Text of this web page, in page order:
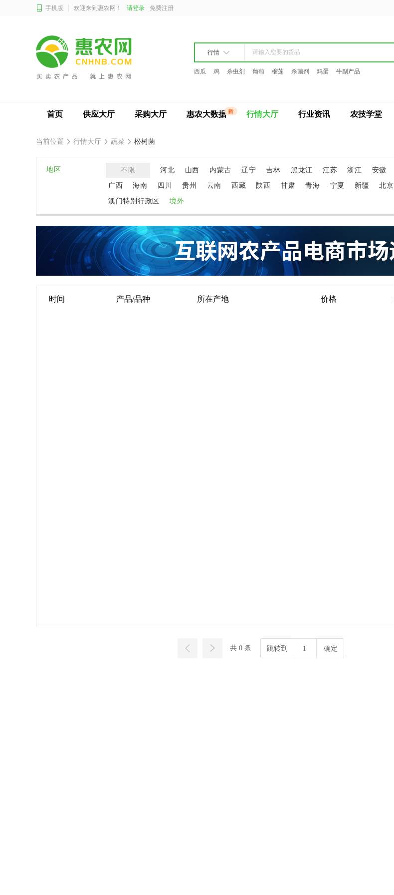
手机版 欢迎来到惠农网！ 请登录 免费注册
行情
西瓜 鸡 杀虫剂 葡萄 榴莲 杀菌剂 鸡蛋
牛副产品
首页 供应大厅 采购大厅 惠农大数据 行情大厅 行业资讯 农技学堂
当前位置 行情大厅 蔬菜 松树菌
地区 不限 河北 山西 内蒙古 辽宁 吉林 黑龙江 江苏 浙江 安徽
广西 海南 四川 贵州 云南 西藏 陕西 甘肃 青海 宁夏 新疆 北京
澳门特别行政区 境外
时间 产品/品种 所在产地 价格
共 0 条 跳转到 确定